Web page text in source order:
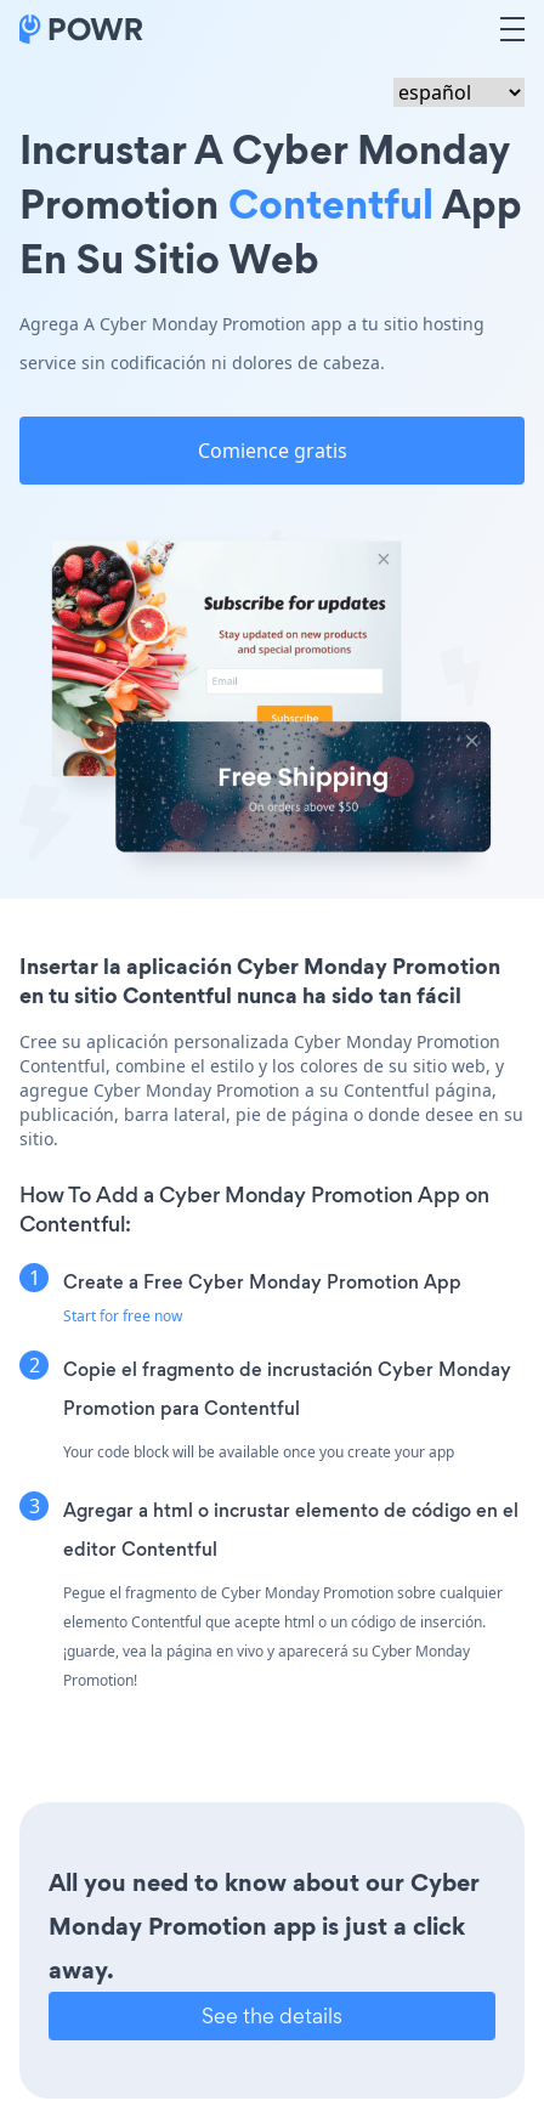
Incrustar A Cyber Monday
Promotion ContentfulApp
En Su Sitio Web
Agrega A Cyber Monday Promotion app a tu sitio hosting
service sin codificación ni dolores de cabeza.
Comience gratis
Insertar la aplicación Cyber Monday Promotion
en tu sitio Contentful nunca ha sido tan fácil
Cree su aplicación personalizada Cyber Monday Promotion
Contentful, combine el estilo y los colores de su sitio web, y
agregue Cyber Monday Promotion a su Contentful página,
publicación, barra lateral, pie de página o donde desee en su
sitio.
How To Add a Cyber Monday Promotion App on
Contentful:
Create a Free Cyber Monday Promotion App
Start for free now
Copie el fragmento de incrustación Cyber Monday
Promotion para Contentful
Your code block will be available once you create your app
Agregar a html o incrustar elemento de código en el
editor Contentful
Pegue el fragmento de Cyber Monday Promotion sobre cualquier
elemento Contentful que acepte html o un código de inserción.
¡guarde, vea la página en vivo y aparecerá su Cyber Monday
Promotion!
All you need to know about our Cyber
Monday Promotion app is just a click
away.
See the details